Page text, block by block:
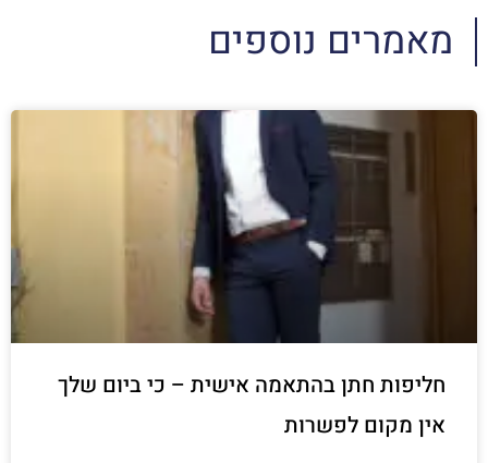
מאמרים נוספים
חליפות חתן בהתאמה אישית – כי ביום שלך
אין מקום לפשרות